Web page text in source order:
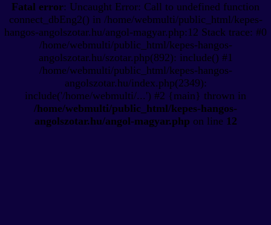
Fatal error: Uncaught Error: Call to undefined function
connect_dbEng2() in /home/webmulti/public_html/kepes-
hangos-angolszotar.hu/angol-magyar.php:12 Stack trace: #0
/home/webmulti/public_html/kepes-hangos-
angolszotar.hu/szotar.php(892): include() #1
/home/webmulti/public_html/kepes-hangos-
angolszotar.hu/index.php(2349):
include('/home/webmulti/...') #2 {main} thrown in
/home/webmulti/public_html/kepes-hangos-
angolszotar.hu/angol-magyar.php on line 12